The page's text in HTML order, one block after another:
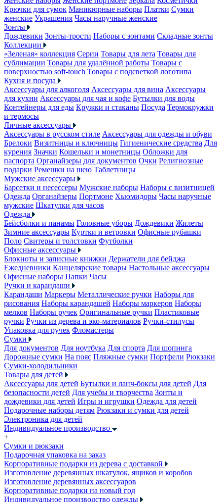
Крючки для сумок Маникюрные наборы Платки Сумки
женские Украшения Часы наручные женские
Зонты
Дождевики Зонты-трости Наборы с зонтами Складные зонты
Коллекции
«Зеленая» коллекция Серии Товары для лета Товары для
сублимации Товары для удалённой работы Товары с
поверхностью soft-touch Товары с подсветкой логотипа
Кухня и посуда
Аксессуары для алкоголя Аксессуары для вина Аксессуары
для кухни Аксессуары для чая и кофе Бутылки для воды
Контейнеры для еды Кружки и стаканы Посуда Термокружки
и термосы
Личные аксессуары
Аксессуары в русском стиле Аксессуары для одежды и обуви
Брелоки Визитницы и ключницы Гигиенические средства Для
курения Значки Кошельки и монетницы Обложки для
паспорта Органайзеры для документов Очки Религиозные
подарки Ремешки на шею Таблетницы
Мужские аксессуары
Барсетки и несессеры Мужские наборы Наборы с визитницей
Одежда Органайзеры Портмоне Хьюмидоры Часы наручные
мужские Шкатулки для часов
Одежда
Бейсболки и панамы Головные уборы Дождевики Жилеты
Зимние аксессуары Куртки и ветровки Офисные рубашки
Поло Свитеры и толстовки Футболки
Офисные аксессуары
Блокноты и записные книжки Держатели для бейджа
Ежедневники Канцелярские товары Настольные аксессуары
Офисные наборы Папки Часы
Ручки и карандаши
Карандаши Маркеры Металлические ручки Наборы для
рисования Наборы карандашей Наборы маркеров Наборы
мелков Наборы ручек Оригинальные ручки Пластиковые
ручки Ручки из дерева и эко-материалов Ручки-стилусы
Упаковка для ручек Фломастеры
Сумки
Для документов Для ноутбука Для спорта Для шопинга
Дорожные сумки На пояс Пляжные сумки Портфели Рюкзаки
Сумки-холодильники
Товары для детей
Аксессуары для детей Бутылки и ланч-боксы для детей Для
безопасности детей Для учебы и творчества Зонты и
дождевики для детей Игры и игрушки Одежда для детей
Подарочные наборы детям Рюкзаки и сумки для детей
Электроника для детей
Индивидуальное производство
+
Сумки и рюкзаки
Подарочная упаковка на заказ
Корпоративные подарки из дерева с доставкой
Изготовление деревянных шкатулок, ящиков и коробов
Изготовление деревянных аксессуаров
Корпоративные подарки на новый год
Индивидуальное производство одежды